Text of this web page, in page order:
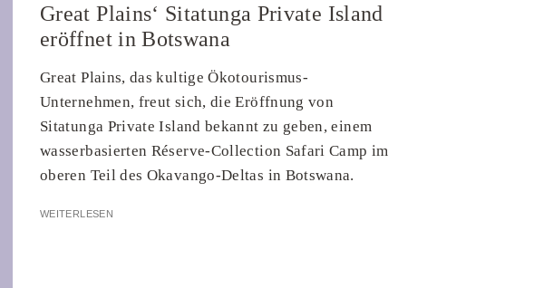
Great Plains‘ Sitatunga Private Island
eröffnet in Botswana
Great Plains, das kultige Ökotourismus-
Unternehmen, freut sich, die Eröffnung von
Sitatunga Private Island bekannt zu geben, einem
wasserbasierten Réserve-Collection Safari Camp im
oberen Teil des Okavango-Deltas in Botswana.
WEITERLESEN